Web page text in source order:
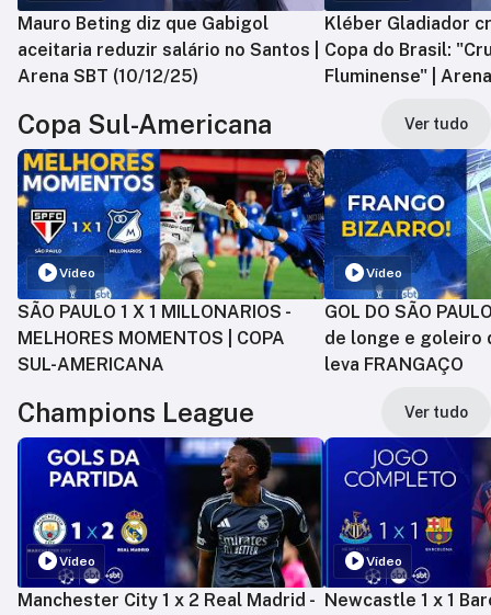
Mauro Beting diz que Gabigol
aceitaria reduzir salário no Santos |
Arena SBT (10/12/25)
Kléber Gladiador
Copa do Brasil:
Fluminense" |
Copa Sul-Americana Ver tudo
Vídeo
SÃO PAULO 1 X 1 MILLONARIOS -
MELHORES MOMENTOS | COPA
SUL-AMERICANA
Vídeo
GOL DO SÃO
de longe e goleiro
leva FRANGAÇO
Champions League Ver tudo
Vídeo
Manchester City 1 x 2 Real Madrid -
Vídeo
Newcastle 1 x 1